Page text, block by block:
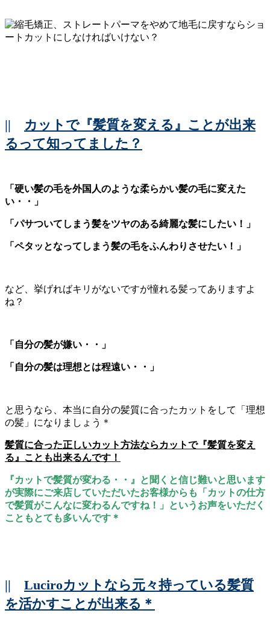
|| カットで『髪質を変える』ことが出来
るって知ってました？
「硬い髪の毛を外国人のような柔らかい髪の毛に変えた
い・・」
「パサついてしまう髪をツヤのある綺麗な髪にしたい！」
「ペタッとなってしまう髪の毛をふんわりさせたい！」
など、挙げればキリがないですが憧れる髪ってありますよ
ね？
「自分の髪が嫌い・・」
「自分の髪は理想とは程遠い・・」
と思うなら、本当に自分の髪質に合ったカットをして「理想
の髪」になりましょう＊
髪質に合った正しいカット方法ならカットで『髪質を変え
る』ことも出来るんです！
『カットで髪質が変わる・・』と聞くと信じ難いと思います
が実際にご来店していただいたお客様からも「カットの仕方
で髪質がこんなに変わるんですね！」というお声をいただく
こともとても多いんです＊
|| Luciroカットなら元々持っている髪質
を活かすことが出来る＊